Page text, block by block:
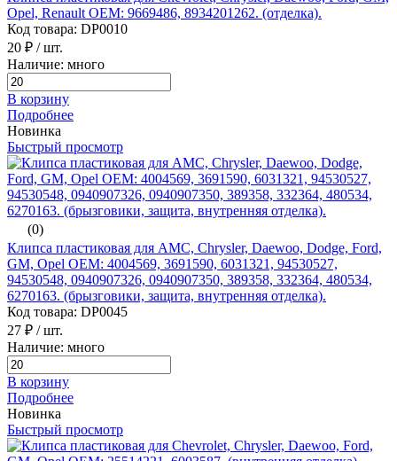
Opel, Renault ОЕМ: 9669486, 8934201262. (отделка).
Код товара: DP0010
20 ₽ / шт.
Наличие: много
В корзину
Подробнее
Новинка
Быстрый просмотр
(0)
Клипса пластиковая для AMC, Chrysler, Daewoo, Dodge, Ford,
GM, Opel ОЕМ: 4004569, 3691590, 6031321, 94530527,
94530548, 0940907326, 0940907350, 389358, 332364, 480534,
6270163. (брызговики, защита, внутренняя отделка).
Код товара: DP0045
27 ₽ / шт.
Наличие: много
В корзину
Подробнее
Новинка
Быстрый просмотр